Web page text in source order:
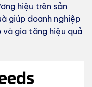
hiệu trên sản
giúp doanh nghiệp
và gia tăng hiệu quả